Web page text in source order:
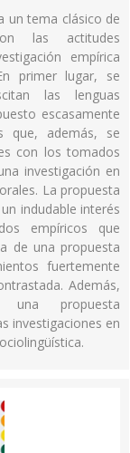
un tema clásico de
las actitudes
empírica
primer lugar, se
las lenguas
escasamente
que, además, se
con los tomados
investigación en
La propuesta
indudable interés
empíricos que
de una propuesta
fuertemente
Además,
una propuesta
investigaciones en